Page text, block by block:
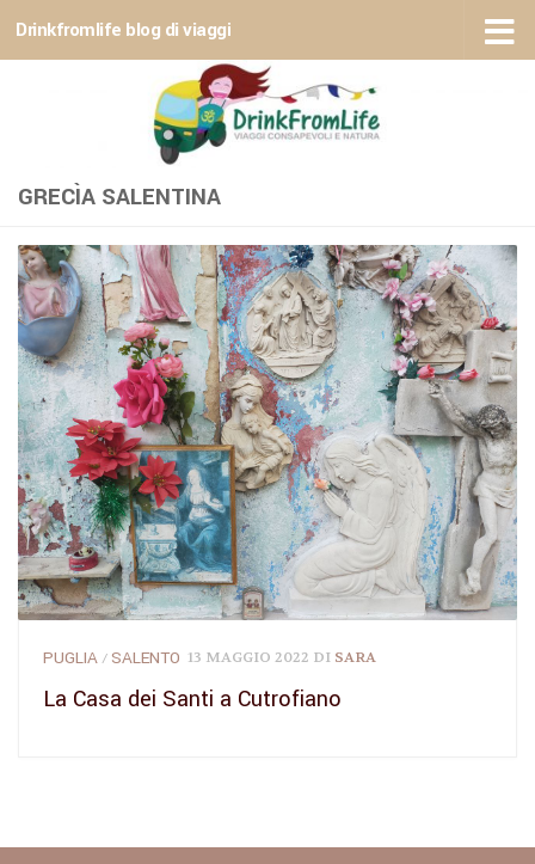
Sotto il contenuto
Drinkfromlife blog di viaggi
GRECÌA SALENTINA
PUGLIA/ SALENTO 13 MAGGIO 2022 DI SARA
La Casa dei Santi a Cutrofiano